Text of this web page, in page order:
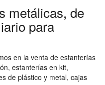
metálicas, de
para
en la venta de estanterías
estanterías en kit,
de plástico y metal, cajas